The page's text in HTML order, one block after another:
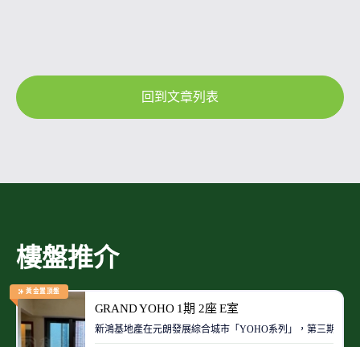
回到文章列表
樓盤推介
黃金置頂盤
GRAND YOHO 1期 2座 E室